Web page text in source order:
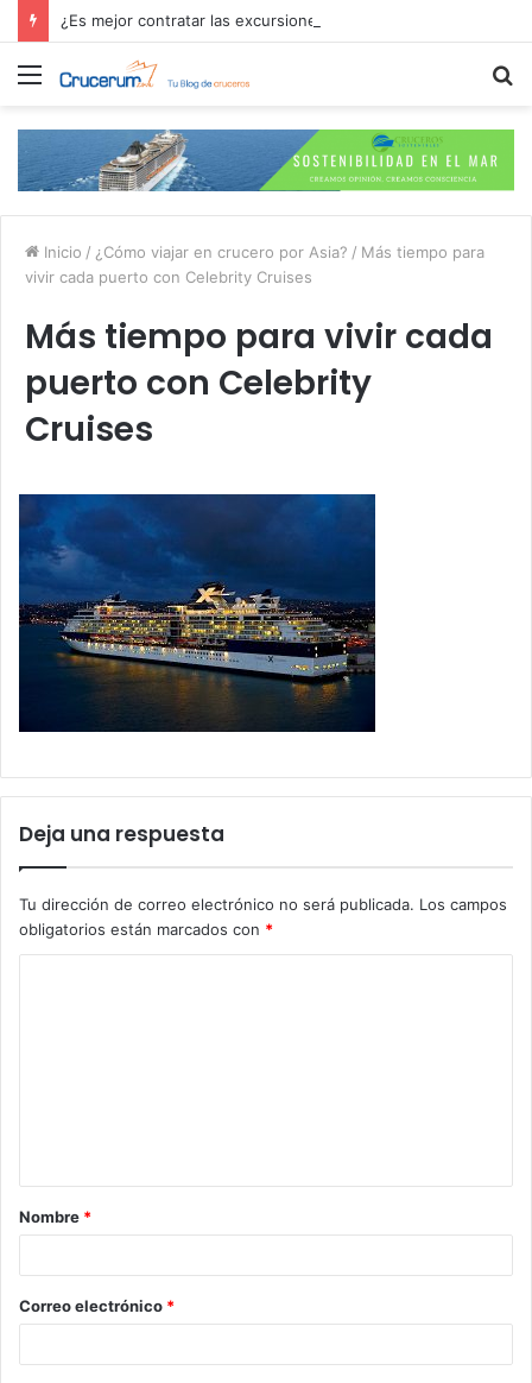
Menú
Inicio / ¿Cómo viajar en crucero por Asia? / Más tiempo para
vivir cada puerto con Celebrity Cruises
Más tiempo para vivir cada
puerto con Celebrity
Cruises
Deja una respuesta
Tu dirección de correo electrónico no será publicada. Los campos
obligatorios están marcados con *
a
r
*
Nombre *
Correo electrónico *